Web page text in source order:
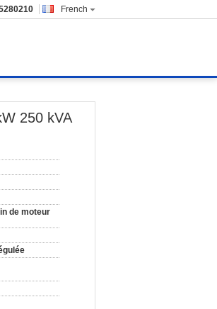
French
250 kVA
de moteur